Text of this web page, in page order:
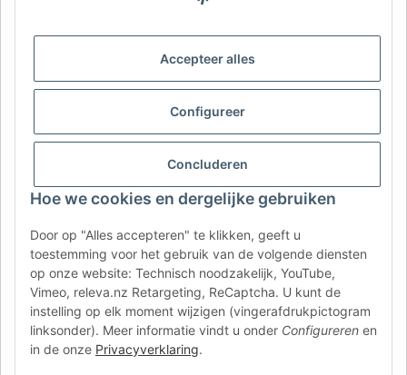
Accepteer alles
Configureer
Concluderen
Hoe we cookies en dergelijke gebruiken
Door op "Alles accepteren" te klikken, geeft u
toestemming voor het gebruik van de volgende diensten
op onze website: Technisch noodzakelijk, YouTube,
Vimeo, releva.nz Retargeting, ReCaptcha. U kunt de
instelling op elk moment wijzigen (vingerafdrukpictogram
linksonder). Meer informatie vindt u onder Configureren en
in de onze Privacyverklaring.
AFATEK België / Belgique
Uw specialist in onderdelen voor aanhangwagens | Votre
Contact:info@afatek.com
REGIO EN TAAL | CHOISIR LA RÉGION ET LA LANGUE
CH (IT) BE (NL) BE (FR) NL
FR IT ES DK PL
UK USA PT
SE FI CZ